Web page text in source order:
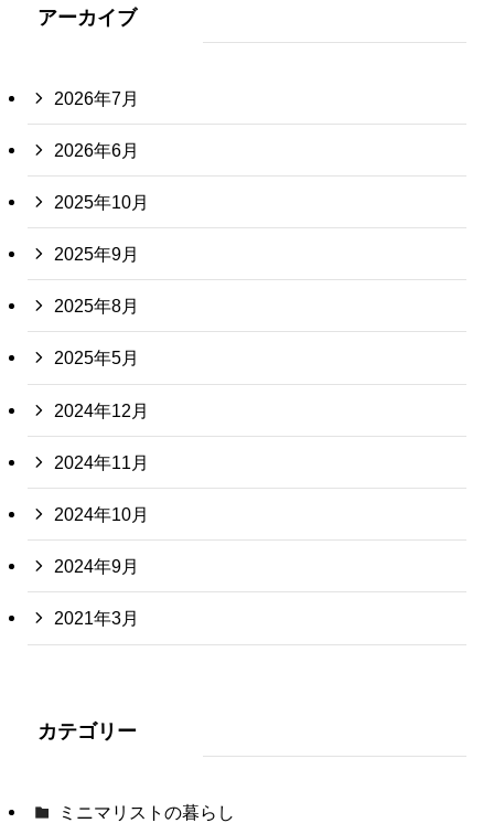
アーカイブ
2026年7月
2026年6月
2025年10月
2025年9月
2025年8月
2025年5月
2024年12月
2024年11月
2024年10月
2024年9月
2021年3月
カテゴリー
ミニマリストの暮らし